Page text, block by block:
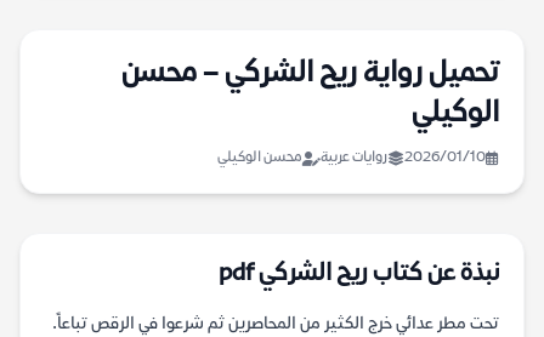
تحميل رواية ريح الشركي – محسن
الوكيلي
2026/01/10 روايات عربية محسن الوكيلي
نبذة عن كتاب ريح الشركي pdf
تحت مطر عدائي خرج الكثير من المحاصرين ثم شرعوا في الرقص تباعاً.